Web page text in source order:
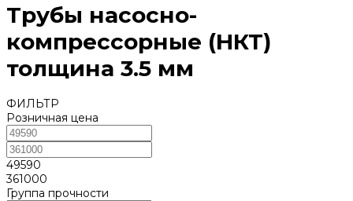
Трубы насосно-
компрессорные (НКТ)
толщина 3.5 мм
ФИЛЬТР
Розничная цена
49590
361000
Группа прочности